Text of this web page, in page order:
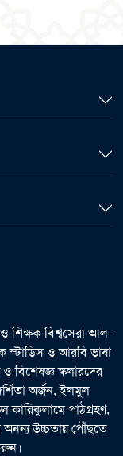
শিক্ষক বিশ্বসেরা আল-
ও আরবি ভাষা
বিশেষজ্ঞ স্কলারদের
অর্জন, ইলমুল
পাঠগ্রহণ,
অনন্য উচ্চতায় পৌঁছতে